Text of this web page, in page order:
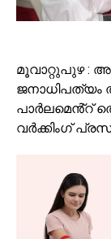
മൂവാറ്റുപുഴ :
ജനാധിപത്യം
പാർലമെൻ്റ്
വർക്കിംഗ്